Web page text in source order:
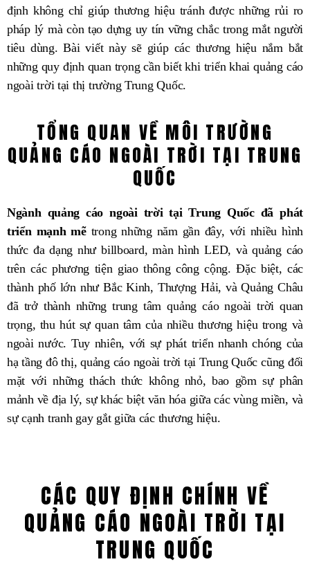
định không chỉ giúp thương hiệu tránh được những rủi ro
pháp lý mà còn tạo dựng uy tín vững chắc trong mắt người
tiêu dùng. Bài viết này sẽ giúp các thương hiệu nắm bắt
những quy định quan trọng cần biết khi triển khai quảng cáo
ngoài trời tại thị trường Trung Quốc.
TỔNG QUAN VỀ MÔI TRƯỜNG
QUẢNG CÁO NGOÀI TRỜI TẠI TRUNG
QUỐC
Ngành quảng cáo ngoài trời tại Trung Quốc đã phát
triển mạnh mẽtrong những năm gần đây, với nhiều hình
thức đa dạng như billboard, màn hình LED, và quảng cáo
trên các phương tiện giao thông công cộng. Đặc biệt, các
thành phố lớn như Bắc Kinh, Thượng Hải, và Quảng Châu
đã trở thành những trung tâm quảng cáo ngoài trời quan
trọng, thu hút sự quan tâm của nhiều thương hiệu trong và
ngoài nước. Tuy nhiên, với sự phát triển nhanh chóng của
hạ tầng đô thị, quảng cáo ngoài trời tại Trung Quốc cũng đối
mặt với những thách thức không nhỏ, bao gồm sự phân
mảnh về địa lý, sự khác biệt văn hóa giữa các vùng miền, và
sự cạnh tranh gay gắt giữa các thương hiệu.
CÁC QUY ĐỊNH CHÍNH VỀ
QUẢNG CÁO NGOÀI TRỜI TẠI
TRUNG QUỐC